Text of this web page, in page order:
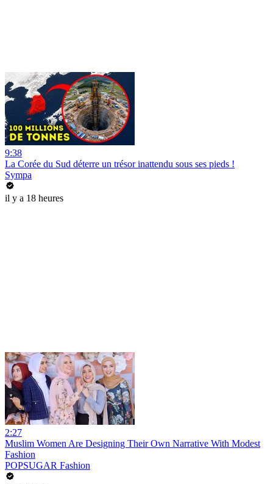
9:38
La Corée du Sud déterre un trésor inattendu sous ses pieds !
Sympa
il y a 18 heures
2:27
Muslim Women Are Designing Their Own Narrative With Modest
Fashion
POPSUGAR Fashion